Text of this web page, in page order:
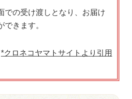
での受け渡しとなり、お届け
できます。
*クロネコヤマトサイトより引用